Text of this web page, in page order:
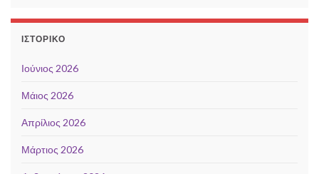
ΙΣΤΟΡΙΚΌ
Ιούνιος 2026
Μάιος 2026
Απρίλιος 2026
Μάρτιος 2026